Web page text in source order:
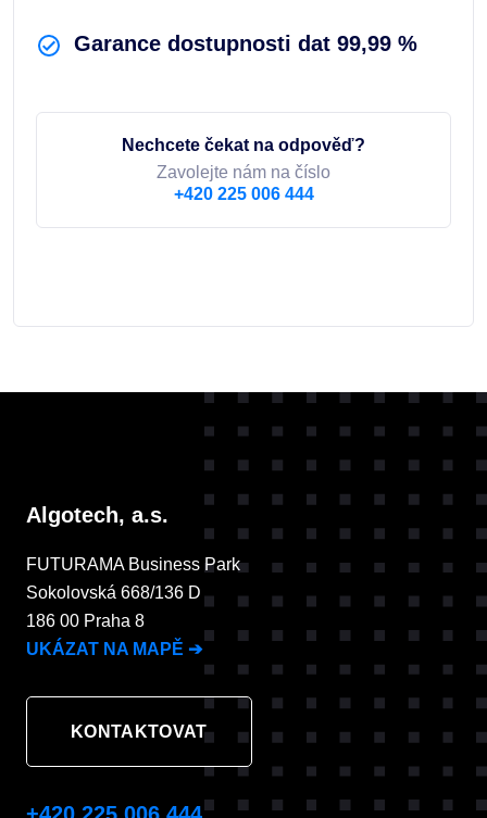
Garance dostupnosti dat 99,99 %
Nechcete čekat na odpověď?
Zavolejte nám na číslo
+420 225 006 444
Algotech, a.s.
FUTURAMA Business Park
Sokolovská 668/136 D
186 00 Praha 8
UKÁZAT NA MAPĚ ➔
KONTAKTOVAT